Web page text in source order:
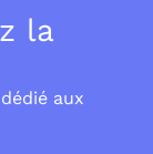
la
aux